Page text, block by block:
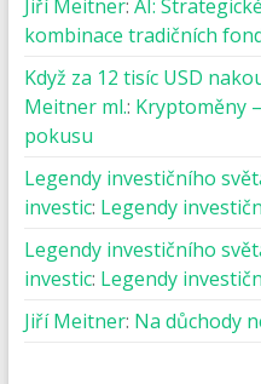
Jiří Meitner: AI:
kombinace tradičních
Když za 12 tisíc USD
Meitner ml.: Kryptoměny
pokusu
Legendy investičního
investic: Legendy
Legendy investičního
investic: Legendy
Jiří Meitner: Na důchody